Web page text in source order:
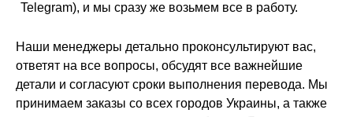
Telegram), и мы сразу же возьмем все в работу.
Наши менеджеры детально проконсультируют вас,
ответят на все вопросы, обсудят все важнейшие
детали и согласуют сроки выполнения перевода. Мы
принимаем заказы со всех городов Украины, а также